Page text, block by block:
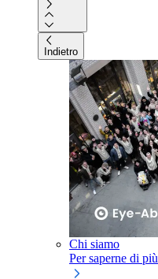
Indietro
Chi siamo
Per saperne di più